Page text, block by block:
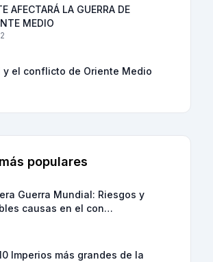
AFECTARÁ LA GUERRA DE
MEDIO
y el conflicto de Oriente Medio
populares
Guerra Mundial: Riesgos y
causas en el con…
Imperios más grandes de la